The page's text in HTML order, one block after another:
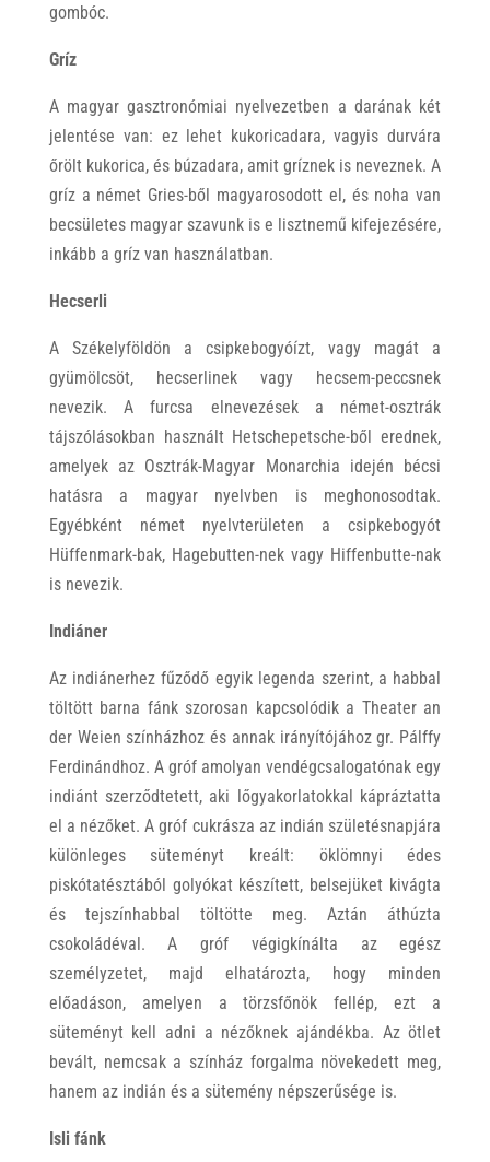
gombóc.
Gríz
A magyar gasztronómiai nyelvezetben a darának két
jelentése van: ez lehet kukoricadara, vagyis durvára
őrölt kukorica, és búzadara, amit gríznek is neveznek. A
gríz a német Gries-ből magyarosodott el, és noha van
becsületes magyar szavunk is e lisztnemű kifejezésére,
inkább a gríz van használatban.
Hecserli
A Székelyföldön a csipkebogyóízt, vagy magát a
gyümölcsöt, hecserlinek vagy hecsem-peccsnek
nevezik. A furcsa elnevezések a német-osztrák
tájszólásokban használt Hetschepetsche-ből erednek,
amelyek az Osztrák-Magyar Monarchia idején bécsi
hatásra a magyar nyelvben is meghonosodtak.
Egyébként német nyelvterületen a csipkebogyót
Hüffenmark-bak, Hagebutten-nek vagy Hiffenbutte-nak
is nevezik.
Indiáner
Az indiánerhez fűződő egyik legenda szerint, a habbal
töltött barna fánk szorosan kapcsolódik a Theater an
der Weien színházhoz és annak irányítójához gr. Pálffy
Ferdinándhoz. A gróf amolyan vendégcsalogatónak egy
indiánt szerződtetett, aki lőgyakorlatokkal kápráztatta
el a nézőket. A gróf cukrásza az indián születésnapjára
különleges süteményt kreált: öklömnyi édes
piskótatésztából golyókat készített, belsejüket kivágta
és tejszínhabbal töltötte meg. Aztán áthúzta
csokoládéval. A gróf végigkínálta az egész
személyzetet, majd elhatározta, hogy minden
előadáson, amelyen a törzsfőnök fellép, ezt a
süteményt kell adni a nézőknek ajándékba. Az ötlet
bevált, nemcsak a színház forgalma növekedett meg,
hanem az indián és a sütemény népszerűsége is.
Isli fánk